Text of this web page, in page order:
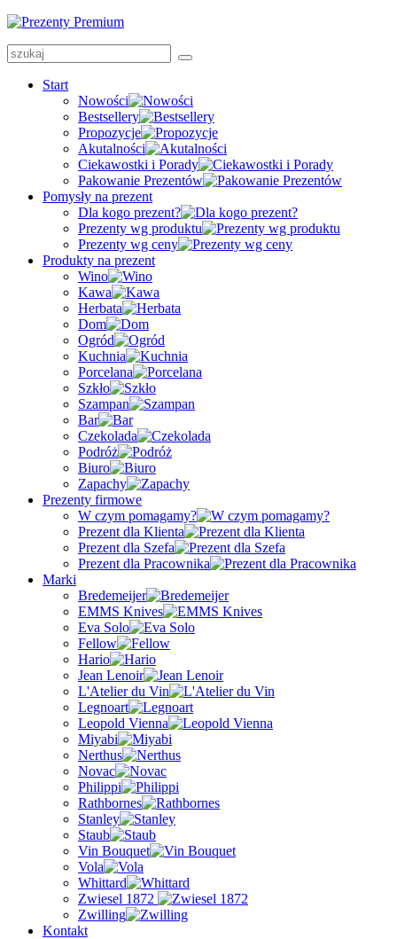
Start
Nowości
Bestsellery
Propozycje
Akutalności
Ciekawostki i Porady
Pakowanie Prezentów
Pomysły na prezent
Dla kogo prezent?
Prezenty wg produktu
Prezenty wg ceny
Produkty na prezent
Wino
Kawa
Herbata
Dom
Ogród
Kuchnia
Porcelana
Szkło
Szampan
Bar
Czekolada
Podróż
Biuro
Zapachy
Prezenty firmowe
W czym pomagamy?
Prezent dla Klienta
Prezent dla Szefa
Prezent dla Pracownika
Marki
Bredemeijer
EMMS Knives
Eva Solo
Fellow
Hario
Jean Lenoir
L'Atelier du Vin
Legnoart
Leopold Vienna
Miyabi
Nerthus
Novac
Philippi
Rathbornes
Stanley
Staub
Vin Bouquet
Vola
Whittard
Zwiesel 1872
Zwilling
Kontakt